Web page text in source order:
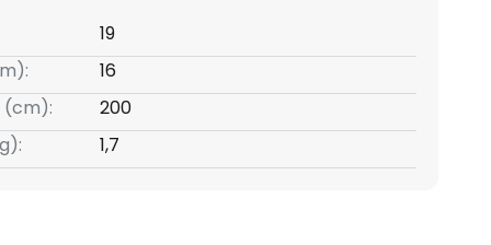
19
16
(cm):
200
1,7